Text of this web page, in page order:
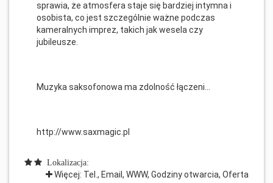
sprawia, że atmosfera staje się bardziej intymna i
osobista, co jest szczególnie ważne podczas
kameralnych imprez, takich jak wesela czy
jubileusze.
Muzyka saksofonowa ma zdolność łączeni...
http://www.saxmagic.pl
Lokalizacja:
Więcej: Tel., Email, WWW, Godziny otwarcia, Oferta